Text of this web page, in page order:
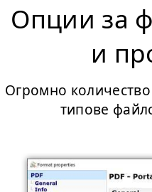
Опции за
и
Огромно
типове